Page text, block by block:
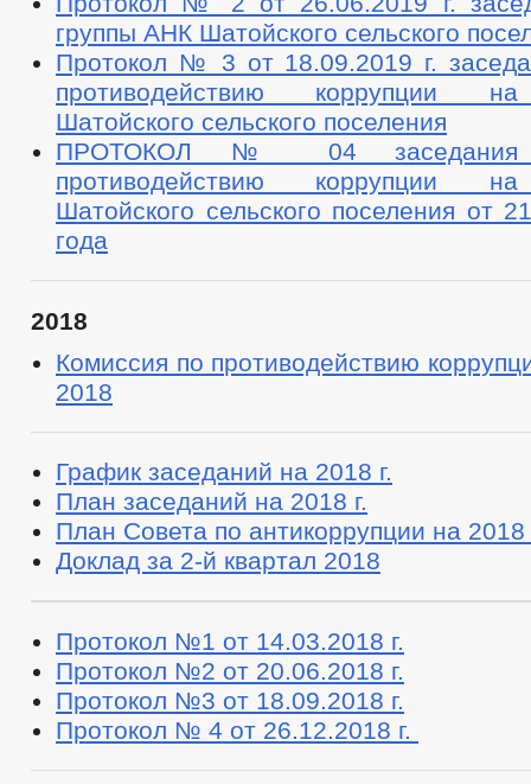
группы АНК Шатойского сельского
Протокол № 3 от 18.09.2019 г.
противодействию коррупции
Шатойского сельского поселения
ПРОТОКОЛ № 04 заседания
противодействию коррупции
Шатойского сельского поселения от
года
2018
Комиссия по противодействию
2018
График заседаний на 2018 г.
План заседаний на 2018 г.
План Совета по антикоррупции на 2018
Доклад за 2-й квартал 2018
Протокол №1 от 14.03.2018 г.
Протокол №2 от 20.06.2018 г.
Протокол №3 от 18.09.2018 г.
Протокол № 4 от 26.12.2018 г.